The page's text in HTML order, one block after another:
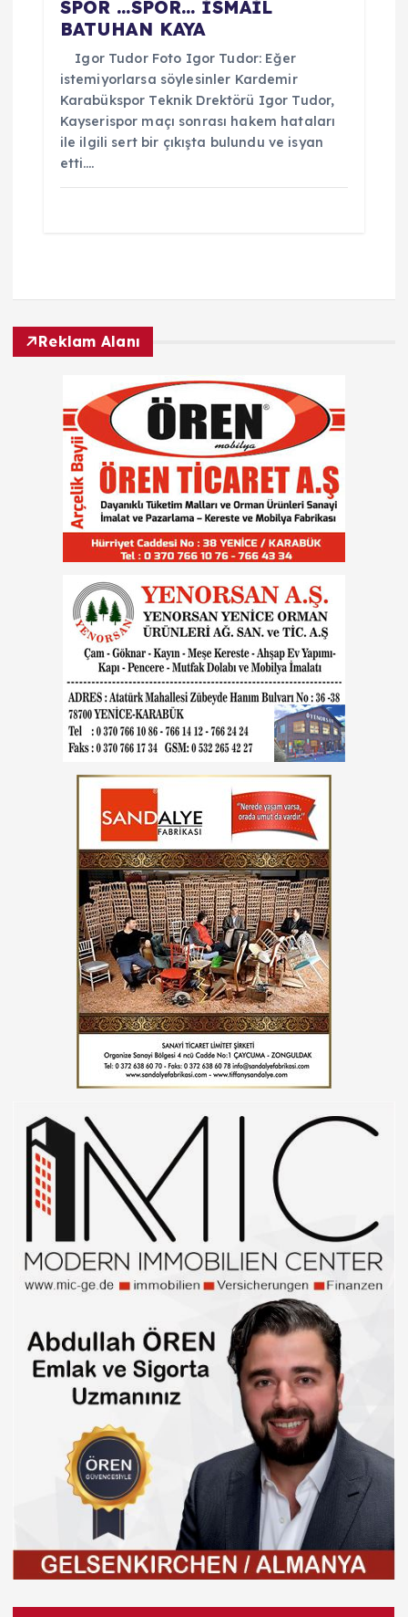
SPOR …SPOR… İSMAİL
BATUHAN KAYA
Igor Tudor Foto Igor Tudor: Eğer
istemiyorlarsa söylesinler Kardemir
Karabükspor Teknik Drektörü Igor Tudor,
Kayserispor maçı sonrası hakem hataları
ile ilgili sert bir çıkışta bulundu ve isyan
etti.…
Reklam Alanı